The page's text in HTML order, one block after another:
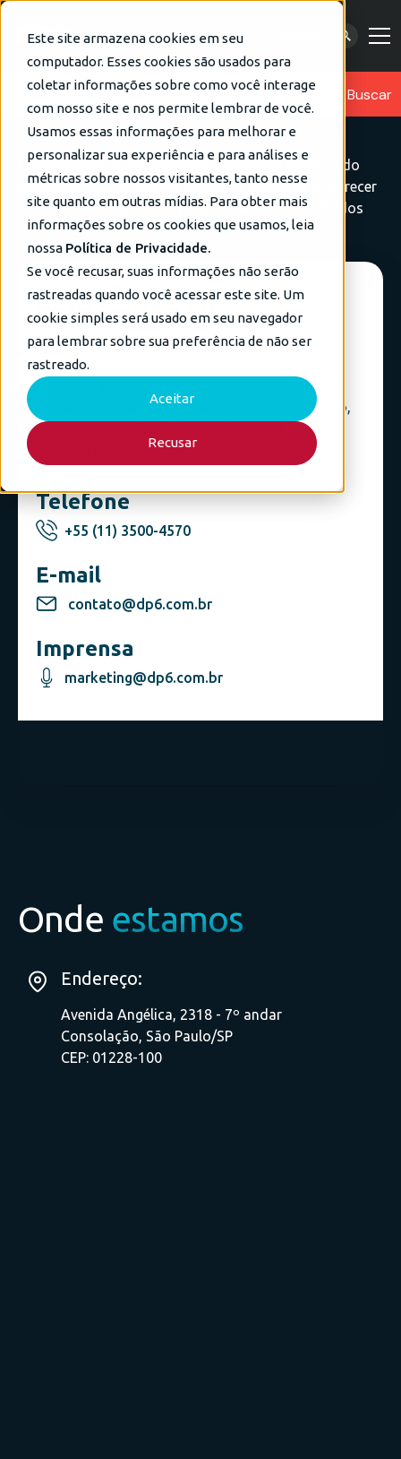
Este site armazena cookies em seu
computador. Esses cookies são usados para
coletar informações sobre como você interage
com nosso site e nos permite lembrar de você.
Usamos essas informações para melhorar e
personalizar sua experiência e para análises e
métricas sobre nossos visitantes, tanto nesse
site quanto em outras mídias. Para obter mais
informações sobre os cookies que usamos, leia
nossa Política de Privacidade.
Se você recusar, suas informações não serão
rastreadas quando você acessar este site. Um
cookie simples será usado em seu navegador
para lembrar sobre sua preferência de não ser
rastreado.
Aceitar
Recusar
Entre em
contato
O nosso time de profissionais altamente qualificado
está pronto para atender clientes e parceiros e oferecer
consultoria de alto nível para melhorar os resultados
do seu negócio.
Fale com a DP6
Para saber mais sobre o nosso trabalho ou
contratar nossos serviços, você pode entrar em
contato conosco pelo telefone ou e-mail abaixo,
mas, se preferir, também pode preencher o
formulário ao lado que a gente te retorna.
Telefone
+55 (11) 3500-4570
E-mail
contato@dp6.com.br
Imprensa
marketing@dp6.com.br
Onde estamos
Endereço:
Avenida Angélica, 2318 - 7º andar
Consolação, São Paulo/SP
CEP: 01228-100